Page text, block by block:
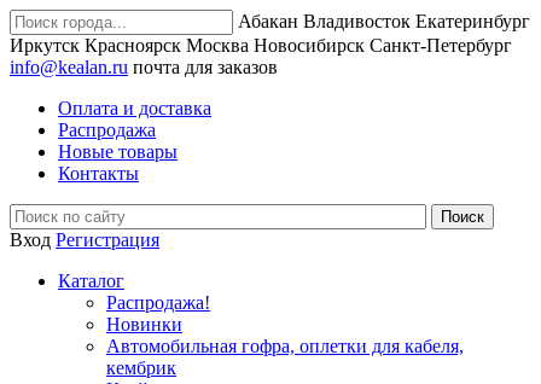
Абакан Владивосток Екатеринбург
Иркутск Красноярск Москва Новосибирск Санкт-Петербург
info@kealan.ru почта для заказов
Оплата и доставка
Распродажа
Новые товары
Контакты
Вход Регистрация
Каталог
Распродажа!
Новинки
Автомобильная гофра, оплетки для кабеля,
кембрик